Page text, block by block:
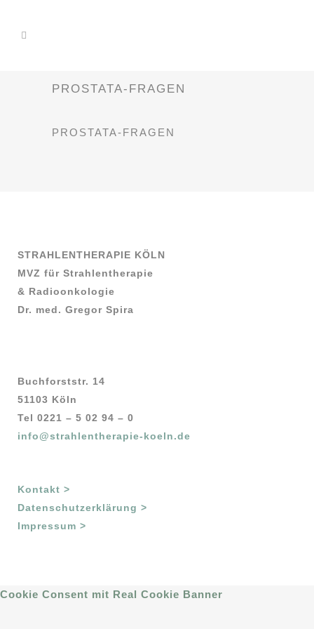
PROSTATA-FRAGEN
PROSTATA-FRAGEN
STRAHLENTHERAPIE KÖLN
MVZ für Strahlentherapie
& Radioonkologie
Dr. med. Gregor Spira
Buchforststr. 14
51103 Köln
Tel 0221 – 5 02 94 – 0
info@strahlentherapie-koeln.de
Kontakt >
Datenschutzerklärung >
Impressum >
Cookie Consent mit Real Cookie Banner